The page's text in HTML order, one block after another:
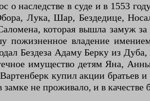
о наследстве в суде и в 1553
Лука, Шар, Бездедице,
которая вышла замуж
пожизненное владение
Бездеза Адаму Берку из
имущество детям Яна,
купил акции братьев
не проживало, и в